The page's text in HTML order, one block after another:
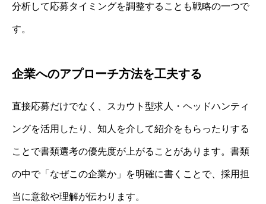
分析して応募タイミングを調整することも戦略の一つで
す。
企業へのアプローチ方法を工夫する
直接応募だけでなく、スカウト型求人・ヘッドハンティ
ングを活用したり、知人を介して紹介をもらったりする
ことで書類選考の優先度が上がることがあります。書類
の中で「なぜこの企業か」を明確に書くことで、採用担
当に意欲や理解が伝わります。